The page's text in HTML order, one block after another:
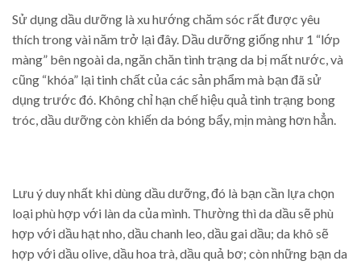
Sử dụng dầu dưỡng là xu hướng chăm sóc rất được yêu
thích trong vài năm trở lại đây. Dầu dưỡng giống như 1 “lớp
màng” bên ngoài da, ngăn chăn tình trạng da bị mất nước, và
cũng “khóa” lại tinh chất của các sản phẩm mà bạn đã sử
dụng trước đó. Không chỉ hạn chế hiệu quả tình trạng bong
tróc, dầu dưỡng còn khiến da bóng bẩy, mịn màng hơn hẳn.
Lưu ý duy nhất khi dùng dầu dưỡng, đó là bạn cần lựa chọn
loại phù hợp với làn da của mình. Thường thì da dầu sẽ phù
hợp với dầu hạt nho, dầu chanh leo, dầu gai dầu; da khô sẽ
hợp với dầu olive, dầu hoa trà, dầu quả bơ; còn những bạn da